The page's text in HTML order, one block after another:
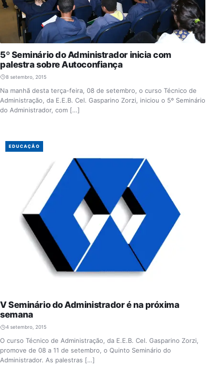
5º Seminário do Administrador inicia com
palestra sobre Autoconfiança
8 setembro, 2015
Na manhã desta terça-feira, 08 de setembro, o curso Técnico de
Administração, da E.E.B. Cel. Gasparino Zorzi, iniciou o 5º Seminário
do Administrador, com […]
EDUCAÇÃO
V Seminário do Administrador é na próxima
semana
4 setembro, 2015
O curso Técnico de Administração, da E.E.B. Cel. Gasparino Zorzi,
promove de 08 a 11 de setembro, o Quinto Seminário do
Administrador. As palestras […]